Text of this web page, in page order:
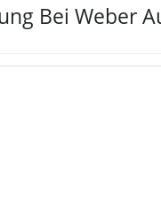
Bei Weber